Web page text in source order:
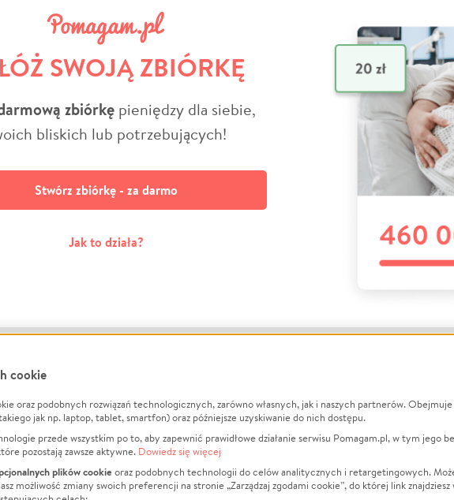
SWOJĄ ZBIÓRKĘ
zbiórkępieniędzy dla siebie,
bliskich lub potrzebujących!
Stwórz zbiórkę - za darmo
Jak to działa?
Informacje
Jak to działa?
Regulamin
Polityka Prywatności
O nas
Opinie
Raporty
Za darmo
cookie
oraz podobnych rozwiązań technologicznych, zarówno własnych, jak i naszych partnerów.
jak np. laptop, tablet, smartfon) oraz późniejsze uzyskiwanie do nich dostępu.
przede wszystkim po to, aby zapewnić prawidłowe działanie serwisu Pomagam.pl, w tym jego
pozostają zawsze aktywne. Dowiedz się więcej
plików cookieoraz podobnych technologii do celów analitycznych i retargetingowych.
możliwość zmiany swoich preferencji na stronie „Zarządzaj zgodami cookie”, do której link